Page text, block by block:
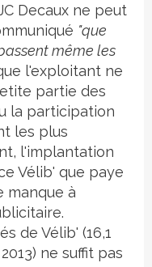
Decaux ne peut
"que
même les
l'exploitant ne
partie des
la participation
les plus
l'implantation
Vélib' que paye
manque à
de Vélib' (16,1
ne suffit pas